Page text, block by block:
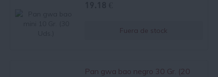
Fuera de stock
Pan gwa bao negro 30 Gr. (20